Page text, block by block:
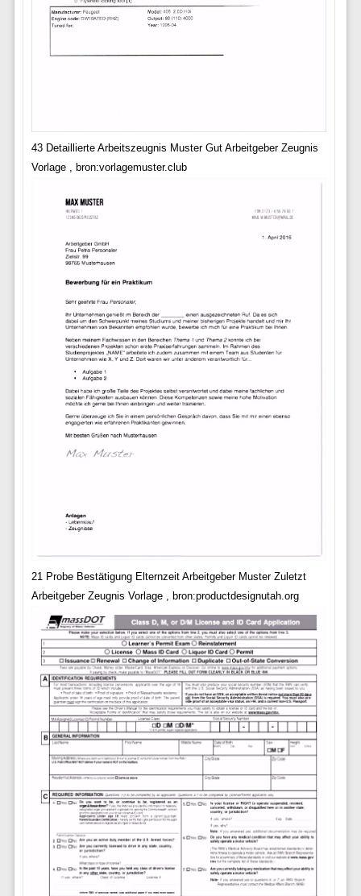
43 Detaillierte Arbeitszeugnis Muster Gut Arbeitgeber Zeugnis
Vorlage , bron:vorlagemuster.club
21 Probe Bestätigung Elternzeit Arbeitgeber Muster Zuletzt
Arbeitgeber Zeugnis Vorlage , bron:productdesignutah.org